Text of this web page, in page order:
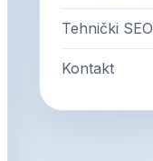
Tehnički SEO
Kontakt